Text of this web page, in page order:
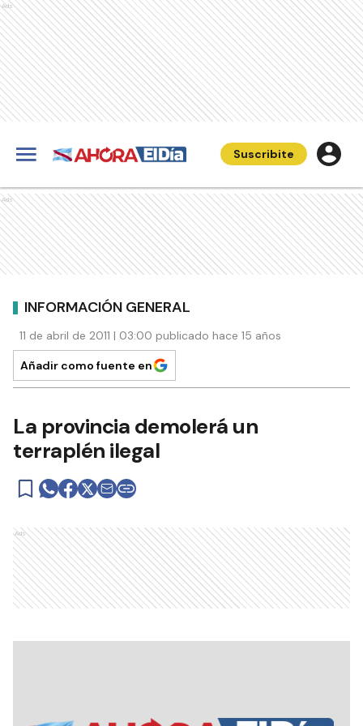
Ads
Suscribite
Ads
INFORMACIÓN GENERAL
11 de abril de 2011 | 03:00 publicado hace 15 años
Añadir como fuente en
La provincia demolerá un
terraplén ilegal
Ads